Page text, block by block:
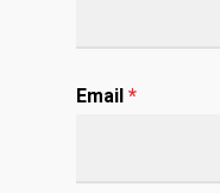
Email *